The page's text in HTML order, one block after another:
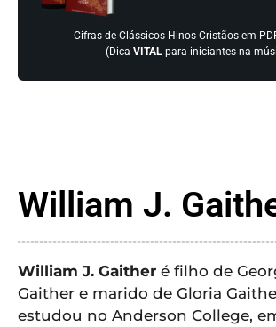
GUITAR
CRISTÃOS
TEORIA
MUSICAL
MINI
Cifras de Clássicos Hinos Cristãos em
(Dica VITALpara iniciantes na
William J.
William J. Gaither é filho de
Gaither e marido de Gloria
estudou no Anderson College,